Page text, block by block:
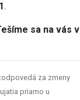
.
sa na vás v
za zmeny
priamo u